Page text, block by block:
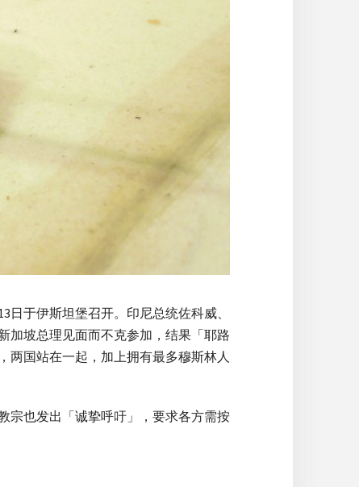
于伊斯坦堡召开。印尼总统佐科威、
加坡总理见面而不克参加，结果「耶路
两国站在一起，加上拥有最多穆斯林人
宗也发出「诚挚呼吁」，要求各方需按